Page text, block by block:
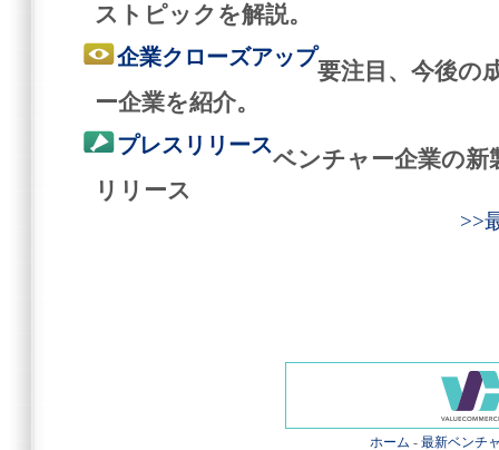
ストピックを解説。
企業クローズアップ
要注目、今後の
ー企業を紹介。
プレスリリース
ベンチャー企業の新
リリース
>>
ホーム - 最新ベンチ